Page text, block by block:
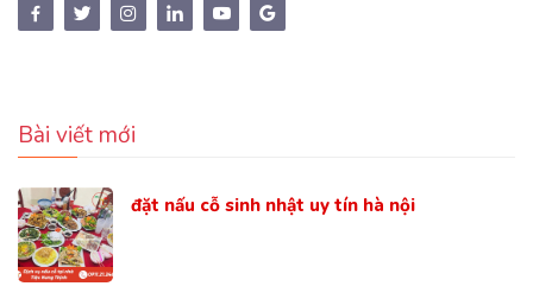
Bài viết mới
đặt nấu cỗ sinh nhật uy tín hà nội